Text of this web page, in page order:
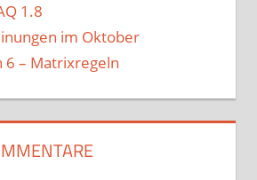
1.8
im Oktober
6 – Matrixregeln